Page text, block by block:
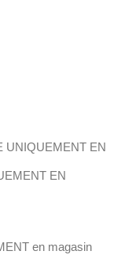
UNIQUEMENT EN
EN
en magasin